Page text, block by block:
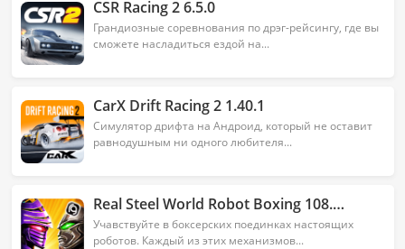
CSR Racing 2 6.5.0
Грандиозные соревнования по дрэг-рейсингу, где вы
сможете насладиться ездой на...
CarX Drift Racing 2 1.40.1
Симулятор дрифта на Андроид, который не оставит
равнодушным ни одного любителя...
Real Steel World Robot Boxing 108.108.121
Учавствуйте в боксерских поединках настоящих
роботов. Каждый из этих механизмов...